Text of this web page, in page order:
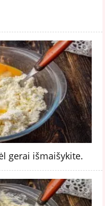
gerai išmaišykite.